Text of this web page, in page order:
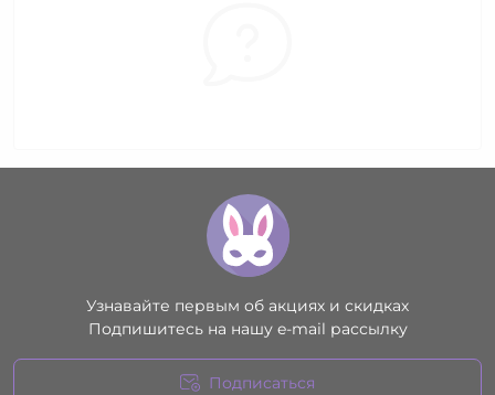
Узнавайте первым об акциях и скидках
Подпишитесь на нашу e-mail рассылку
Подписаться